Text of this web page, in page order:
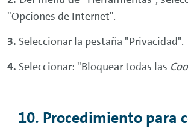
"Opciones de Internet".
Seleccionar la pestaña "Privacidad".
Seleccionar: "Bloquear todas las
10. Procedimiento para